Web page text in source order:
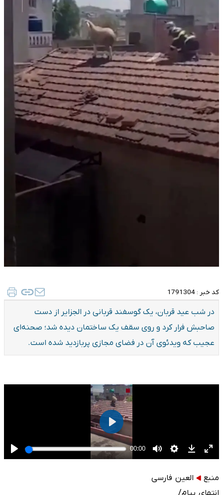
کد خبر : 1791304
در شب عید قربان، یک گوسفند قربانی در الجزایر از دست
صاحبش فرار کرد و روی سقف یک ساختمان دیده شد؛ صحنه‌ای
عجیب که ویدئوی آن در فضای مجازی پربازدید شده است.
منبع
العین فارسی